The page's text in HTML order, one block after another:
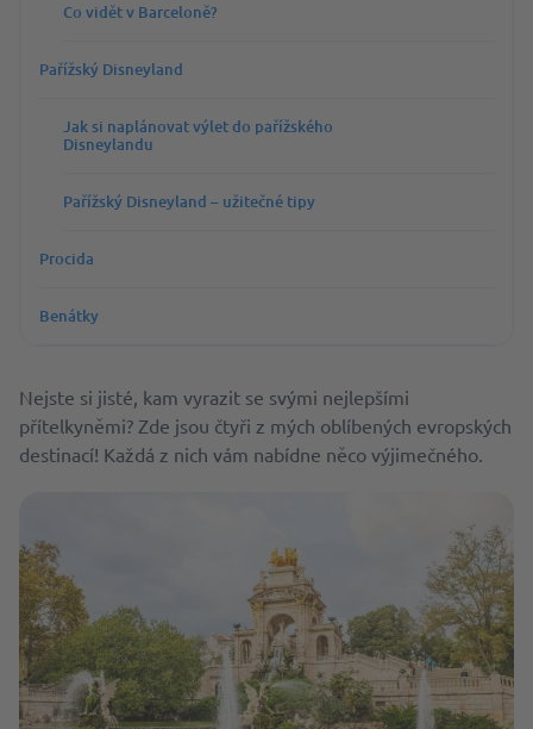
Co vidět v Barceloně?
Pařížský Disneyland
Jak si naplánovat výlet do pařížského
Disneylandu
Pařížský Disneyland – užitečné tipy
Procida
Benátky
Nejste si jisté, kam vyrazit se svými nejlepšími
přítelkyněmi? Zde jsou čtyři z mých oblíbených evropských
destinací! Každá z nich vám nabídne něco výjimečného.